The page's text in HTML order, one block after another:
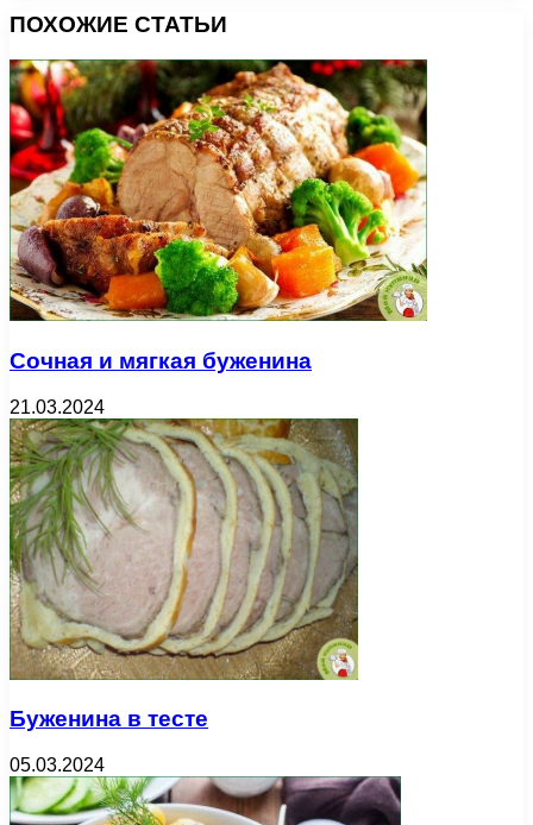
ПОХОЖИЕ СТАТЬИ
Сочная и мягкая буженина
21.03.2024
Буженина в тесте
05.03.2024